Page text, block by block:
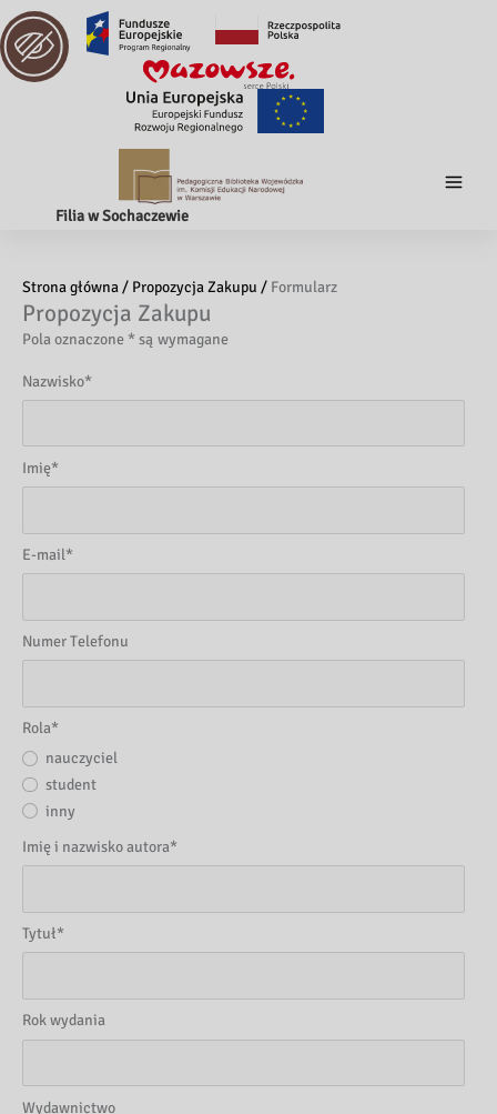
Filia w Sochaczewie
Strona główna / Propozycja Zakupu / Formularz
Propozycja Zakupu
Pola oznaczone * są wymagane
Nazwisko*
Imię*
E-mail*
Numer Telefonu
Rola*
nauczyciel
student
inny
Imię i nazwisko autora*
Tytuł*
Rok wydania
Wydawnictwo